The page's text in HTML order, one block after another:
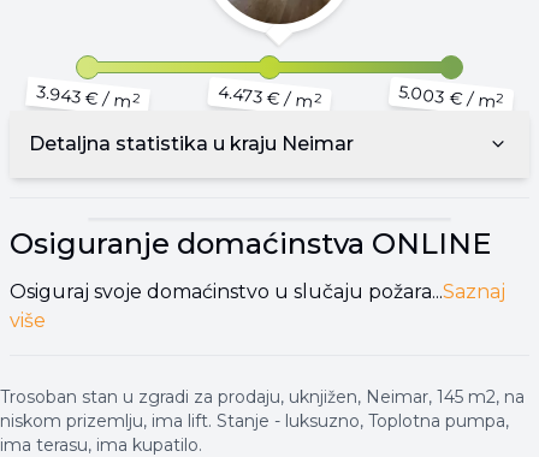
3.943 €/ m2 4.473 €/ m2 5.003 €/ m2
Detaljna statistika u kraju Neimar
Osiguranje domaćinstva ONLINE
Osiguraj svoje domaćinstvo u slučaju požara...Saznaj
više
Trosoban stan u zgradi za prodaju, uknjižen, Neimar, 145 m2, na
niskom prizemlju, ima lift. Stanje - luksuzno, Toplotna pumpa,
ima terasu, ima kupatilo.